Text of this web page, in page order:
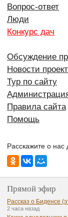
Вопрос-ответ
Люди
Конкурс дач
Обсуждение
Новости
Тур по сайту
Правила сайта
Помощь
Расскажите о нас
Прямой эфир
Рассказ о Биденсе
2 часа назад